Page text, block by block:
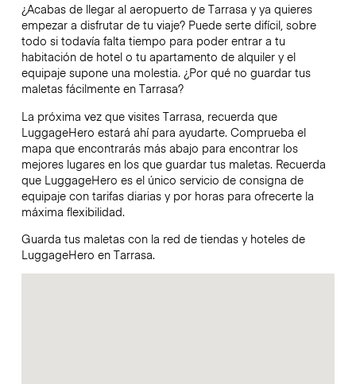
¿Acabas de llegar al aeropuerto de Tarrasa y ya quieres
empezar a disfrutar de tu viaje? Puede serte difícil, sobre
todo si todavía falta tiempo para poder entrar a tu
habitación de hotel o tu apartamento de alquiler y el
equipaje supone una molestia. ¿Por qué no guardar tus
maletas fácilmente en Tarrasa?
La próxima vez que visites Tarrasa, recuerda que
LuggageHero estará ahí para ayudarte. Comprueba el
mapa que encontrarás más abajo para encontrar los
mejores lugares en los que guardar tus maletas. Recuerda
que LuggageHero es el único servicio de consigna de
equipaje con tarifas diarias y por horas para ofrecerte la
máxima flexibilidad.
Guarda tus maletas con la red de tiendas y hoteles de
LuggageHero en Tarrasa.